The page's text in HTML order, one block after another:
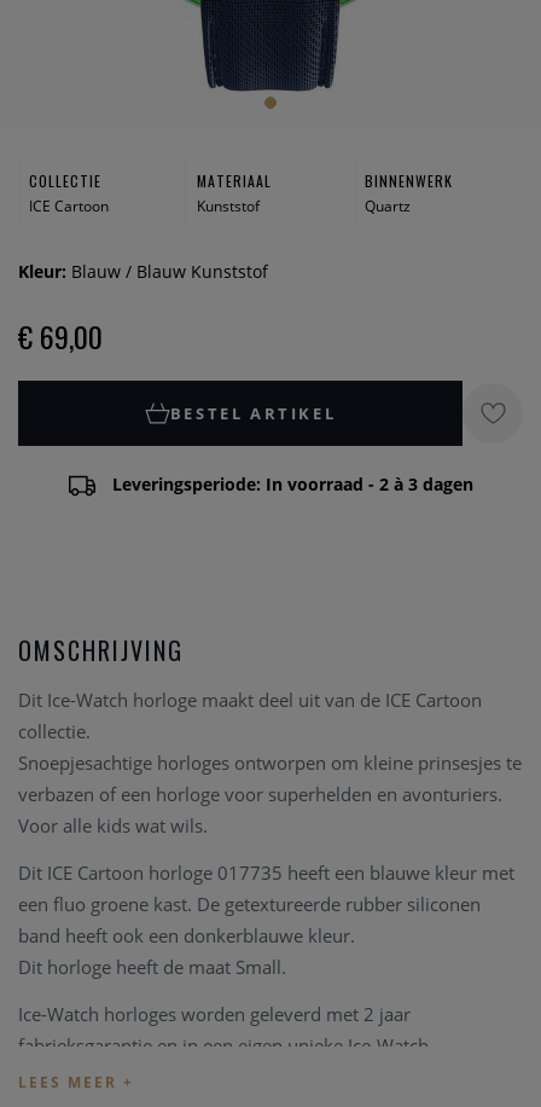
COLLECTIE
ICE Cartoon
MATERIAAL
Kunststof
BINNENWERK
Quartz
Kleur: Blauw / Blauw Kunststof
€ 69,00
BESTEL ARTIKEL
Leveringsperiode: In voorraad - 2 à 3 dagen
OMSCHRIJVING
Dit Ice-Watch horloge maakt deel uit van de ICE Cartoon
collectie.
Snoepjesachtige horloges ontworpen om kleine prinsesjes te
verbazen of een horloge voor superhelden en avonturiers.
Voor alle kids wat wils.
Dit ICE Cartoon horloge 017735 heeft een blauwe kleur met
een fluo groene kast. De getextureerde rubber siliconen
band heeft ook een donkerblauwe kleur.
Dit horloge heeft de maat Small.
Ice-Watch horloges worden geleverd met 2 jaar
fabrieksgarantie en in een eigen unieke Ice-Watch
verpakking.